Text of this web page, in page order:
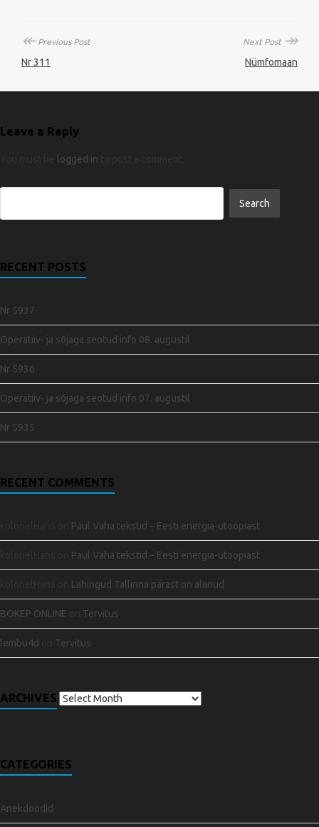
↞Previous Post
Nr 311
Next Post ↠
Nümfomaan
Leave a Reply
logged in
RECENT POSTS
Nr 5937
Operatiiv- ja sõjaga seotud info 08. augustil
Nr 5936
Operatiiv- ja sõjaga seotud info 07. augustil
Nr 5935
RECENT COMMENTS
Paul Vaha tekstid – Eesti energia-utoopiast
Paul Vaha tekstid – Eesti energia-utoopiast
Lahingud Tallinna pärast on alanud
BOKEP ONLINE Tervitus
lembu4d Tervitus
ARCHIVES
CATEGORIES
Anekdoodid